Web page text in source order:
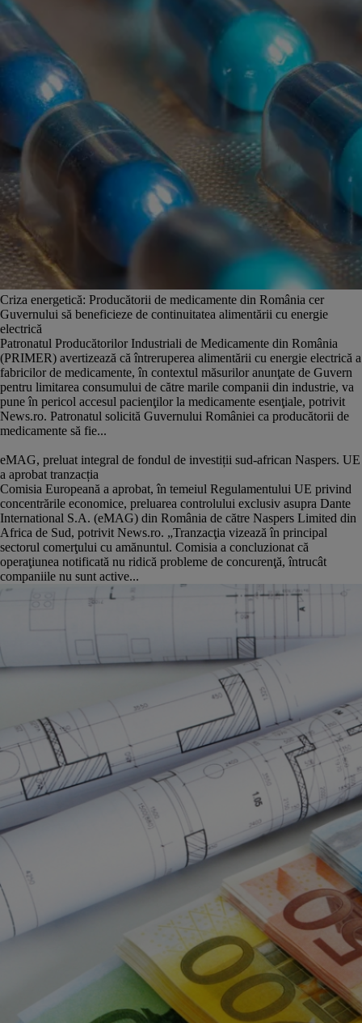
Criza energetică: Producătorii de medicamente din România cer
Guvernului să beneficieze de continuitatea alimentării cu energie
electrică
Patronatul Producătorilor Industriali de Medicamente din România
(PRIMER) avertizează că întreruperea alimentării cu energie electrică a
fabricilor de medicamente, în contextul măsurilor anunţate de Guvern
pentru limitarea consumului de către marile companii din industrie, va
pune în pericol accesul pacienţilor la medicamente esenţiale, potrivit
News.ro. Patronatul solicită Guvernului României ca producătorii de
medicamente să fie...
eMAG, preluat integral de fondul de investiții sud-african Naspers. UE
a aprobat tranzacția
Comisia Europeană a aprobat, în temeiul Regulamentului UE privind
concentrările economice, preluarea controlului exclusiv asupra Dante
International S.A. (eMAG) din România de către Naspers Limited din
Africa de Sud, potrivit News.ro. „Tranzacţia vizează în principal
sectorul comerţului cu amănuntul. Comisia a concluzionat că
operaţiunea notificată nu ridică probleme de concurenţă, întrucât
companiile nu sunt active...